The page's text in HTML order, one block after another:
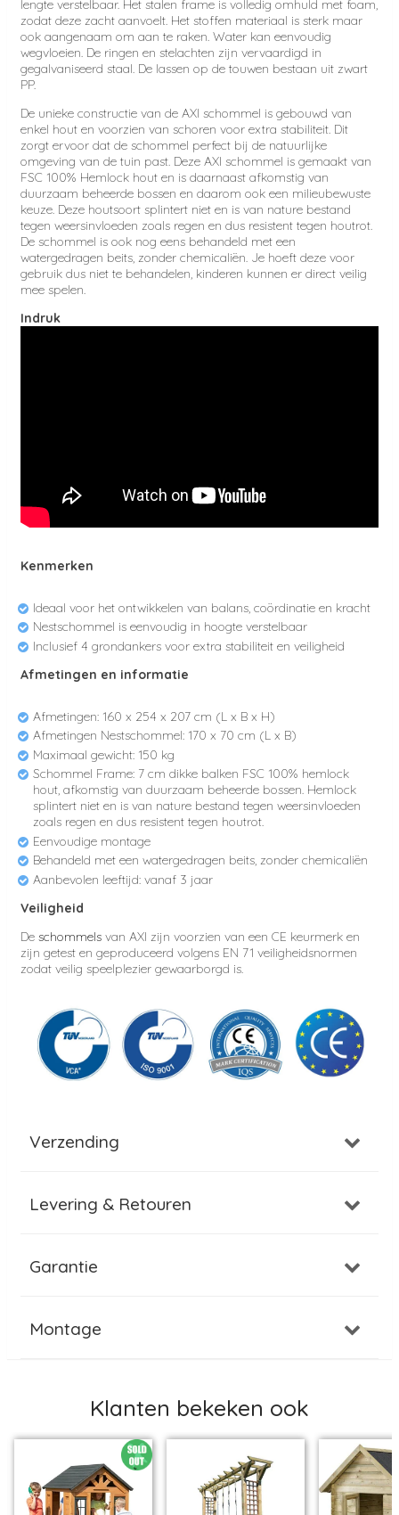
lengte verstelbaar. Het stalen frame is volledig omhuld met foam,
zodat deze zacht aanvoelt. Het stoffen materiaal is sterk maar
ook aangenaam om aan te raken. Water kan eenvoudig
wegvloeien. De ringen en stelachten zijn vervaardigd in
gegalvaniseerd staal. De lassen op de touwen bestaan uit zwart
PP.
De unieke constructie van de AXI schommel is gebouwd van
enkel hout en voorzien van schoren voor extra stabiliteit. Dit
zorgt ervoor dat de schommel perfect bij de natuurlijke
omgeving van de tuin past. Deze AXI schommel is gemaakt van
FSC 100% Hemlock hout en is daarnaast afkomstig van
duurzaam beheerde bossen en daarom ook een milieubewuste
keuze. Deze houtsoort splintert niet en is van nature bestand
tegen weersinvloeden zoals regen en dus resistent tegen houtrot.
De schommel is ook nog eens behandeld met een
watergedragen beits, zonder chemicaliën. Je hoeft deze voor
gebruik dus niet te behandelen, kinderen kunnen er direct veilig
mee spelen.
Indruk
Kenmerken
Ideaal voor het ontwikkelen van balans, coördinatie en kracht
Nestschommel is eenvoudig in hoogte verstelbaar
Inclusief 4 grondankers voor extra stabiliteit en veiligheid
Afmetingen en informatie
Afmetingen: 160 x 254 x 207 cm (L x B x H)
Afmetingen Nestschommel: 170 x 70 cm (L x B)
Maximaal gewicht: 150 kg
Schommel Frame: 7 cm dikke balken FSC 100% hemlock
hout, afkomstig van duurzaam beheerde bossen. Hemlock
splintert niet en is van nature bestand tegen weersinvloeden
zoals regen en dus resistent tegen houtrot.
Eenvoudige montage
Behandeld met een watergedragen beits, zonder chemicaliën
Aanbevolen leeftijd: vanaf 3 jaar
Veiligheid
De schommels van AXI zijn voorzien van een CE keurmerk en
zijn getest en geproduceerd volgens EN 71 veiligheidsnormen
zodat veilig speelplezier gewaarborgd is.
Verzending
Levering & Retouren
Garantie
Montage
Klanten bekeken ook